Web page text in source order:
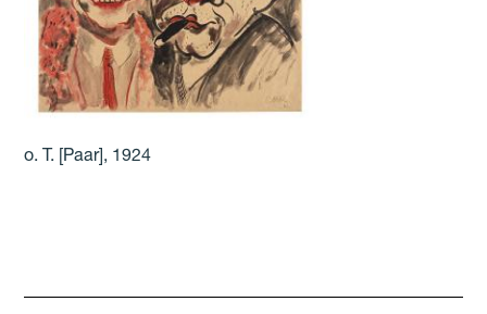
o. T. [Paar], 1924